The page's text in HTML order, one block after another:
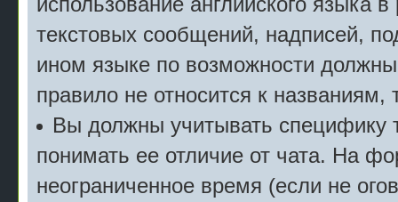
текстовых сообщений, надписей,
ином языке по возможности
правило не относится к
Вы должны учитывать
понимать ее отличие от чата. На
неограниченное время (если не